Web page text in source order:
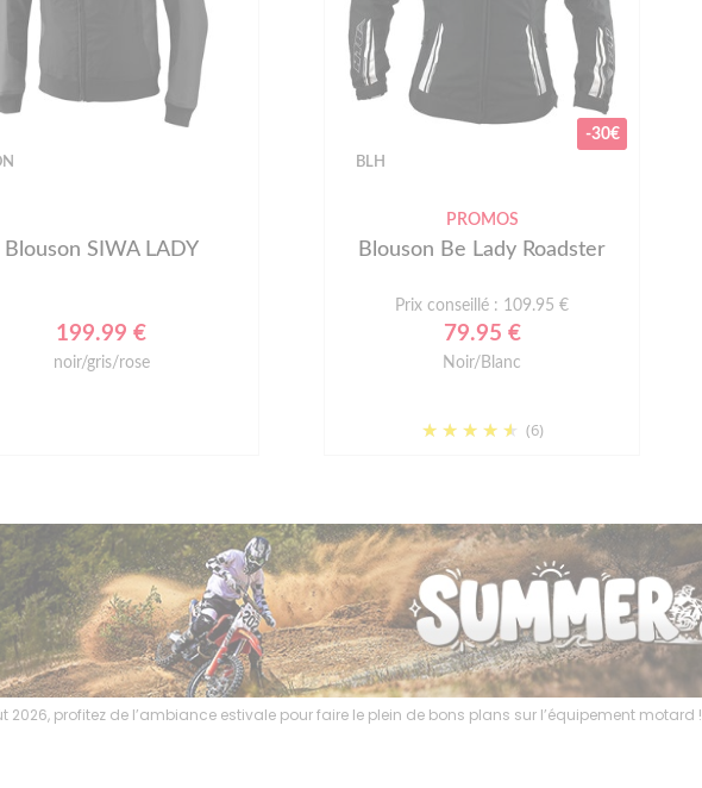
Blouson SIWA LADY
199.99 €
noir/gris/rose
-30€
BLH
PROMOS
Blouson Be Lady Roadster
Prix conseillé : 109.95 €
79.95 €
Noir/Blanc
(6)
2026, profitez de l’ambiance estivale pour faire le plein de bons plans sur l’équipement motard !